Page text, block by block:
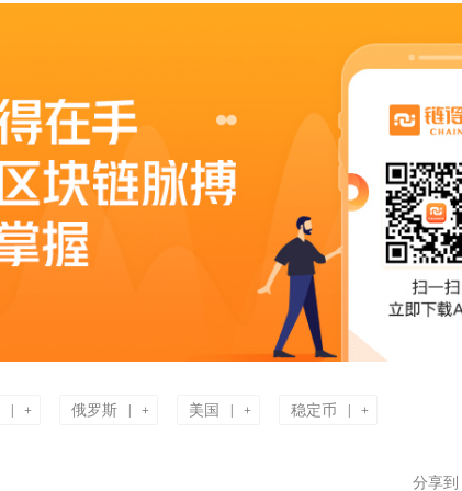
| + 俄罗斯 | + 美国 | + 稳定币 | +
分享